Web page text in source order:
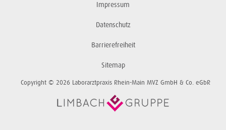
Impressum
Datenschutz
Barrierefreiheit
Sitemap
Copyright © 2026 Laborarztpraxis Rhein-Main MVZ GmbH & Co. eGbR